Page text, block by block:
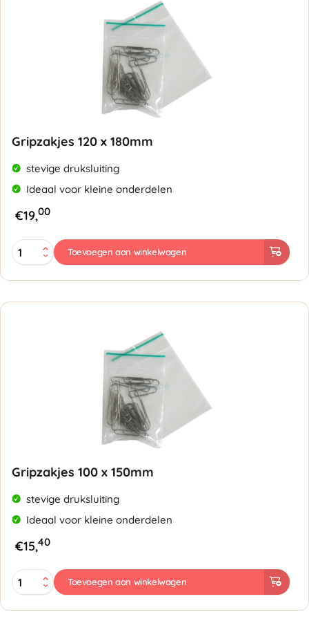
Gripzakjes 120 x 180mm
stevige druksluiting
Ideaal voor kleine onderdelen
€19,00
Gripzakjes
120
180mm
-
Toevoegen aan winkelwagen
Gripzakjes 100 x 150mm
stevige druksluiting
Ideaal voor kleine onderdelen
€15,40
Gripzakjes
100
150mm
Toevoegen aan winkelwagen